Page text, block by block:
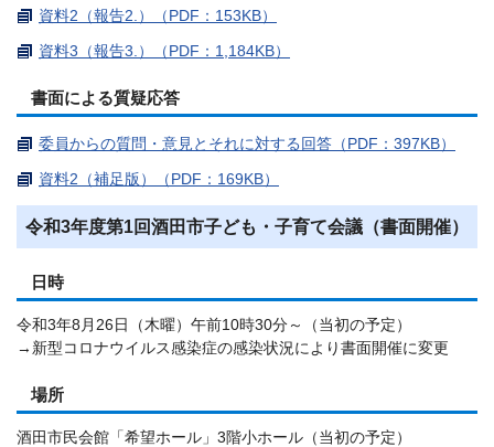
資料2（報告2.）（PDF：153KB）
資料3（報告3.）（PDF：1,184KB）
書面による質疑応答
委員からの質問・意見とそれに対する回答（PDF：397KB）
資料2（補足版）（PDF：169KB）
令和3年度第1回酒田市子ども・子育て会議（書面開催）
日時
令和3年8月26日（木曜）午前10時30分～（当初の予定）
→新型コロナウイルス感染症の感染状況により書面開催に変更
場所
酒田市民会館「希望ホール」3階小ホール（当初の予定）